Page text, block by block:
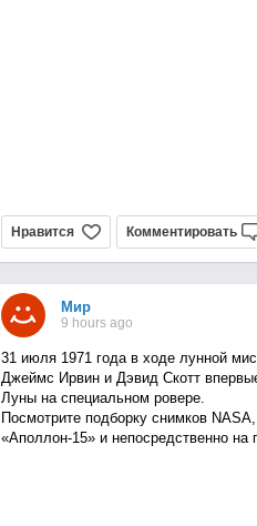
Нравится Комментировать
Мир
9 hours ago
31 июля 1971 года в ходе лунной
Джеймс Ирвин и Дэвид Скотт
Луны на специальном ровере.
Посмотрите подборку снимков
«Аполлон-15» и непосредственно на